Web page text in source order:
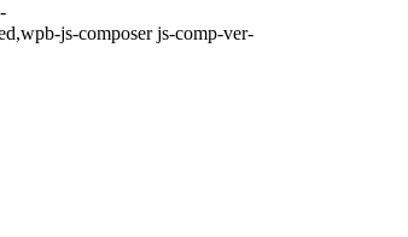
js-composer js-comp-ver-